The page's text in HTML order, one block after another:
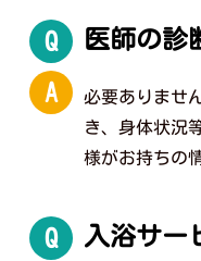
Q 医師の診
A 必要ありませ
き、身体状況
様がお持ちの
Q 入浴サー